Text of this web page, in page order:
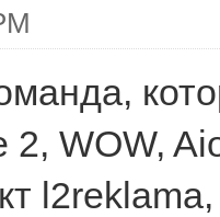
WOW,